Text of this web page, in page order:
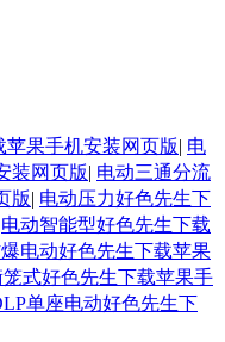
果手机安装网页版| 电
装网页版| 电动三通分流
版| 电动压力好色先生下
电动智能型好色先生下载
爆电动好色先生下载苹果
式好色先生下载苹果手
单座电动好色先生下